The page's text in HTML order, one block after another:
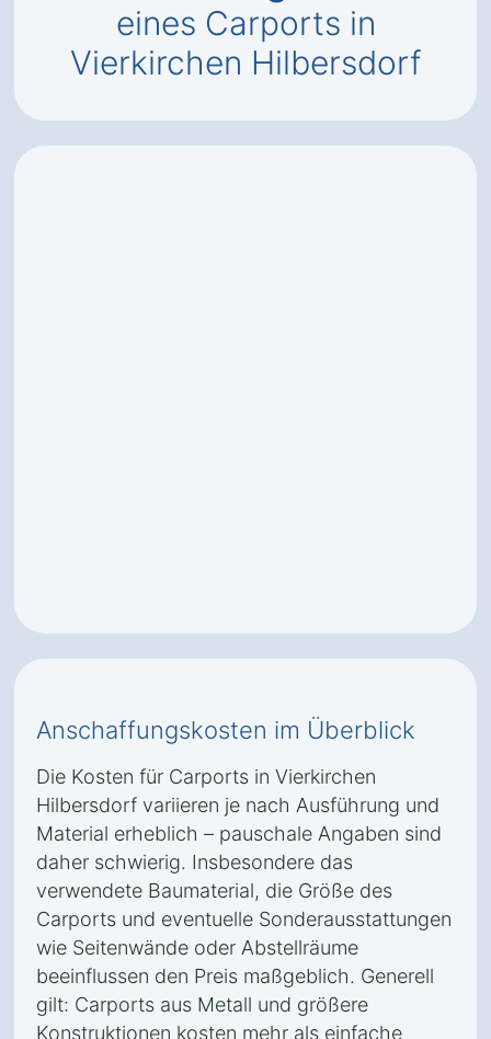
eines Carports in
Vierkirchen Hilbersdorf
Anschaffungskosten im Überblick
Die Kosten für Carports in Vierkirchen
Hilbersdorf variieren je nach Ausführung und
Material erheblich – pauschale Angaben sind
daher schwierig. Insbesondere das
verwendete Baumaterial, die Größe des
Carports und eventuelle Sonderausstattungen
wie Seitenwände oder Abstellräume
beeinflussen den Preis maßgeblich. Generell
gilt: Carports aus Metall und größere
Konstruktionen kosten mehr als einfache